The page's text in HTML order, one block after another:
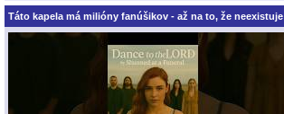
Táto kapela má milióny fanúšikov - až na to, že neexistuje